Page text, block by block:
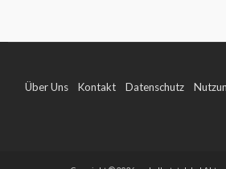
Über Uns Kontakt Datenschutz